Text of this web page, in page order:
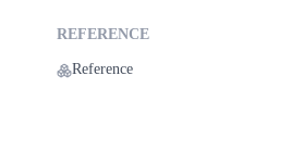
REFERENCE
Reference